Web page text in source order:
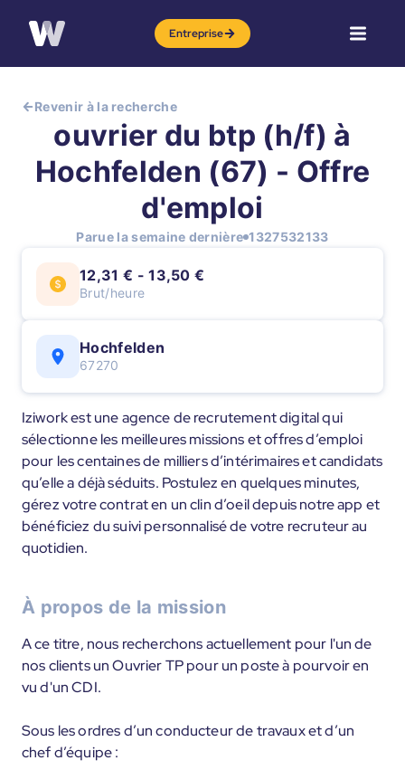
Entreprise
Revenir à la recherche
ouvrier du btp (h/f) à
Hochfelden (67) - Offre
d'emploi
Parue la semaine dernière 1327532133
12,31 € - 13,50 €
Brut/heure
Hochfelden
67270
Iziwork est une agence de recrutement digital qui
sélectionne les meilleures missions et offres d’emploi
pour les centaines de milliers d’intérimaires et candidats
qu’elle a déjà séduits. Postulez en quelques minutes,
gérez votre contrat en un clin d’oeil depuis notre app et
bénéficiez du suivi personnalisé de votre recruteur au
quotidien.
À propos de la mission
A ce titre, nous recherchons actuellement pour l'un de
nos clients un Ouvrier TP pour un poste à pourvoir en
vu d'un CDI.
Sous les ordres d’un conducteur de travaux et d’un
chef d’équipe :